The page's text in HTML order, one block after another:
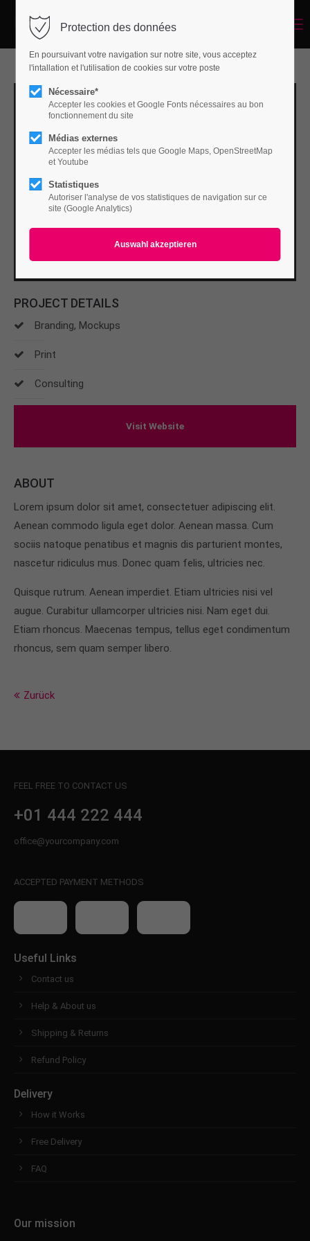
Login
Benutzername
Anmelden
Register|Lost your password?
Support
24h
Mon - Fri 8:00am - 5:00pm(GMT +1)
376-293 City Road, Suite 600
San Francisco, CA 94102
Have any questions?
Drop us a line
info@yourdomain.com
Lorem ipsum dolor sit amet, consectetuer
PROJECT DETAILS
Branding, Mockups
Print
Consulting
Visit Website
ABOUT
Lorem ipsum dolor sit amet, consectetuer adipiscing elit.
Aenean commodo ligula eget dolor. Aenean massa. Cum
sociis natoque penatibus et magnis dis parturient montes,
nascetur ridiculus mus. Donec quam felis, ultricies nec.
Quisque rutrum. Aenean imperdiet. Etiam ultricies nisi vel
augue. Curabitur ullamcorper ultricies nisi. Nam eget dui.
Etiam rhoncus. Maecenas tempus, tellus eget condimentum
rhoncus, sem quam semper libero.
Zurück
FEEL FREE TO CONTACT US
+01 444 222 444
office@yourcompany.com
ACCEPTED PAYMENT METHODS
Useful Links
Contact us
Help & About us
Shipping & Returns
Refund Policy
Delivery
How it Works
Free Delivery
FAQ
Our mission
Protection des données
En poursuivant votre navigation sur notre site, vous acceptez
l'intallation et l'utilisation de cookies sur votre poste
Nécessaire*
Accepter les cookies et Google Fonts nécessaires au bon
fonctionnement du site
Médias externes
Accepter les médias tels que Google Maps, OpenStreetMap
et Youtube
Statistiques
Autoriser l'analyse de vos statistiques de navigation sur ce
site (Google Analytics)